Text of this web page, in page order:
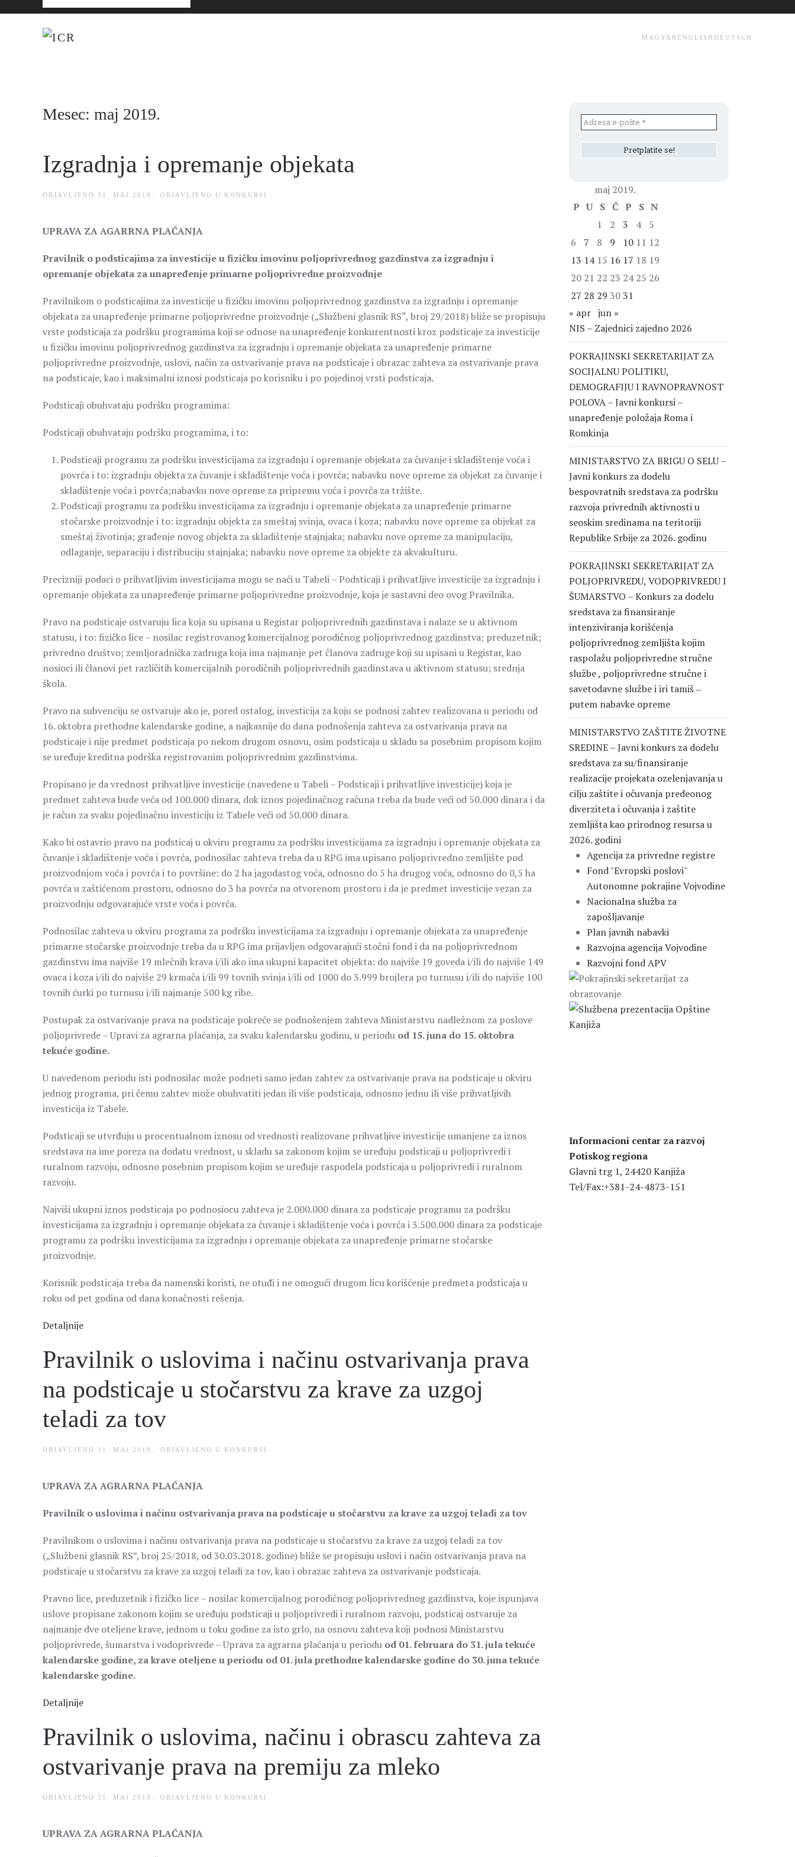
MAGYAR ENGLISH DEUTSCH
Mesec: maj 2019.
Izgradnja i opremanje objekata
OBJAVLJENO 31. MAJ 2019. . OBJAVLJENO U KONKURSI
UPRAVA ZA AGARRNA PLAĆANJA
Pravilnik o podsticajima za investicije u fizičku imovinu poljoprivrednog gazdinstva za izgradnju i
opremanje objekata za unapređenje primarne poljoprivredne proizvodnje
Pravilnikom o podsticajima za investicije u fizičku imovinu poljoprivrednog gazdinstva za izgradnju i opremanje
objekata za unapređenje primarne poljoprivredne proizvodnje („Službeni glasnik RS“, broj 29/2018) bliže se propisuju
vrste podsticaja za podršku programima koji se odnose na unapređenje konkurentnosti kroz podsticaje za investicije
u fizičku imovinu poljoprivrednog gazdinstva za izgradnju i opremanje objekata za unapređenje primarne
poljoprivredne proizvodnje, uslovi, način za ostvarivanje prava na podsticaje i obrazac zahteva za ostvarivanje prava
na podsticaje, kao i maksimalni iznosi podsticaja po korisniku i po pojedinoj vrsti podsticaja.
Podsticaji obuhvataju podršku programima:
Podsticaji obuhvataju podršku programima, i to:
Podsticaji programu za podršku investicijama za izgradnju i opremanje objekata za čuvanje i skladištenje voća i
povrća i to: izgradnju objekta za čuvanje i skladištenje voća i povrća; nabavku nove opreme za objekat za čuvanje i
skladištenje voća i povrća;nabavku nove opreme za pripremu voća i povrća za tržište.
Podsticaji programu za podršku investicijama za izgradnju i opremanje objekata za unapređenje primarne
stočarske proizvodnje i to: izgradnju objekta za smeštaj svinja, ovaca i koza; nabavku nove opreme za objekat za
smeštaj životinja; građenje novog objekta za skladištenje stajnjaka; nabavku nove opreme za manipulaciju,
odlaganje, separaciju i distribuciju stajnjaka; nabavku nove opreme za objekte za akvakulturu.
Precizniji podaci o prihvatljivim investicijama mogu se naći u Tabeli – Podsticaji i prihvatljive investicije za izgradnju i
opremanje objekata za unapređenje primarne poljoprivredne proizvodnje, koja je sastavni deo ovog Pravilnika.
Pravo na podsticaje ostvaruju lica koja su upisana u Registar poljoprivrednih gazdinstava i nalaze se u aktivnom
statusu, i to: fizičko lice – nosilac registrovanog komercijalnog porodičnog poljoprivrednog gazdinstva; preduzetnik;
privredno društvo; zemljoradnička zadruga koja ima najmanje pet članova zadruge koji su upisani u Registar, kao
nosioci ili članovi pet različitih komercijalnih porodičnih poljoprivrednih gazdinstava u aktivnom statusu; srednja
škola.
Pravo na subvenciju se ostvaruje ako je, pored ostalog, investicija za koju se podnosi zahtev realizovana u periodu od
16. oktobra prethodne kalendarske godine, a najkasnije do dana podnošenja zahteva za ostvarivanja prava na
podsticaje i nije predmet podsticaja po nekom drugom osnovu, osim podsticaja u skladu sa posebnim propisom kojim
se uređuje kreditna podrška registrovanim poljoprivrednim gazdinstvima.
Propisano je da vrednost prihvatljive investicije (navedene u Tabeli – Podsticaji i prihvatljive investicije) koja je
predmet zahteva bude veća od 100.000 dinara, dok iznos pojedinačnog računa treba da bude veći od 50.000 dinara i da
je račun za svaku pojedinačnu investiciju iz Tabele veći od 50.000 dinara.
Kako bi ostavrio pravo na podsticaj u okviru programu za podršku investicijama za izgradnju i opremanje objekata za
čuvanje i skladištenje voća i povrća, podnosilac zahteva treba da u RPG ima upisano poljoprivredno zemljište pod
proizvodnjom voća i povrća i to površine: do 2 ha jagodastog voća, odnosno do 5 ha drugog voća, odnosno do 0,5 ha
povrća u zaštićenom prostoru, odnosno do 3 ha povrća na otvorenom prostoru i da je predmet investicije vezan za
proizvodnju odgovarajuće vrste voća i povrća.
Podnosilac zahteva u okviru programa za podršku investicijama za izgradnju i opremanje objekata za unapređenje
primarne stočarske proizvodnje treba da u RPG ima prijavljen odgovarajući stočni fond i da na poljoprivrednom
gazdinstvu ima najviše 19 mlečnih krava i/ili ako ima ukupni kapacitet objekta: do najviše 19 goveda i/ili do najviše 149
ovaca i koza i/ili do najviše 29 krmača i/ili 99 tovnih svinja i/ili od 1000 do 3.999 brojlera po turnusu i/ili do najviše 100
tovnih ćurki po turnusu i/ili najmanje 500 kg ribe.
Postupak za ostvarivanje prava na podsticaje pokreće se podnošenjem zahteva Ministarstvu nadležnom za poslove
poljoprivrede – Upravi za agrarna plaćanja, za svaku kalendarsku godinu, u periodu od 15. juna do 15. oktobra
tekuće godine.
U navedenom periodu isti podnosilac može podneti samo jedan zahtev za ostvarivanje prava na podsticaje u okviru
jednog programa, pri čemu zahtev može obuhvatiti jedan ili više podsticaja, odnosno jednu ili više prihvatljivih
investicija iz Tabele.
Podsticaji se utvrđuju u procentualnom iznosu od vrednosti realizovane prihvatljive investicije umanjene za iznos
sredstava na ime poreza na dodatu vrednost, u skladu sa zakonom kojim se uređuju podsticaji u poljoprivredi i
ruralnom razvoju, odnosno posebnim propisom kojim se uređuje raspodela podsticaja u poljoprivredi i ruralnom
razvoju.
Najviši ukupni iznos podsticaja po podnosiocu zahteva je 2.000.000 dinara za podsticaje programu za podršku
investicijama za izgradnju i opremanje objekata za čuvanje i skladištenje voća i povrća i 3.500.000 dinara za podsticaje
programu za podršku investicijama za izgradnju i opremanje objekata za unapređenje primarne stočarske
proizvodnje.
Korisnik podsticaja treba da namenski koristi, ne otuđi i ne omogući drugom licu korišćenje predmeta podsticaja u
roku od pet godina od dana konačnosti rešenja.
Detaljnije
Pravilnik o uslovima i načinu ostvarivanja prava
na podsticaje u stočarstvu za krave za uzgoj
teladi za tov
OBJAVLJENO 31. MAJ 2019. . OBJAVLJENO U KONKURSI
UPRAVA ZA AGRARNA PLAĆANJA
Pravilnik o uslovima i načinu ostvarivanja prava na podsticaje u stočarstvu za krave za uzgoj teladi za tov
Pravilnikom o uslovima i načinu ostvarivanja prava na podsticaje u stočarstvu za krave za uzgoj teladi za tov
(„Službeni glasnik RS”, broj 25/2018, od 30.03.2018. godine) bliže se propisuju uslovi i način ostvarivanja prava na
podsticaje u stočarstvu za krave za uzgoj teladi za tov, kao i obrazac zahteva za ostvarivanje podsticaja.
Pravno lice, preduzetnik i fizičko lice – nosilac komercijalnog porodičnog poljoprivrednog gazdinstva, koje ispunjava
uslove propisane zakonom kojim se uređuju podsticaji u poljoprivredi i ruralnom razvoju, podsticaj ostvaruje za
najmanje dve oteljene krave, jednom u toku godine za isto grlo, na osnovu zahteva koji podnosi Ministarstvu
poljoprivrede, šumarstva i vodoprivrede – Uprava za agrarna plaćanja u periodu od 01. februara do 31. jula tekuće
kalendarske godine, za krave oteljene u periodu od 01. jula prethodne kalendarske godine do 30. juna tekuće
kalendarske godine.
Detaljnije
Pravilnik o uslovima, načinu i obrascu zahteva za
ostvarivanje prava na premiju za mleko
OBJAVLJENO 31. MAJ 2019. . OBJAVLJENO U KONKURSI
UPRAVA ZA AGRARNA PLAĆANJA
maj 2019.
P U S Č P S N
1
2 3 4
5
6
7 8 9 10 11 12
13 14 15 16 17 18 19
20 21 22 23 24 25 26
27 28 29 3031
« apr jun »
NIS – Zajednici zajedno 2026
POKRAJINSKI SEKRETARIJAT ZA
SOCIJALNU POLITIKU,
DEMOGRAFIJU I RAVNOPRAVNOST
POLOVA – Javni konkursi –
unapređenje položaja Roma i
Romkinja
MINISTARSTVO ZA BRIGU O SELU –
Javni konkurs za dodelu
bespovratnih sredstava za podršku
razvoja privrednih aktivnosti u
seoskim sredinama na teritoriji
Republike Srbije za 2026. godinu
POKRAJINSKI SEKRETARIJAT ZA
POLJOPRIVREDU, VODOPRIVREDU I
ŠUMARSTVO – Konkurs za dodelu
sredstava za finansiranje
intenziviranja korišćenja
poljoprivrednog zemljišta kojim
raspolažu poljoprivredne stručne
službe , poljoprivredne stručne i
savetodavne službe i iri tamiš ‒
putem nabavke opreme
MINISTARSTVO ZAŠTITE ŽIVOTNE
SREDINE – Javni konkurs za dodelu
sredstava za su/finansiranje
realizacije projekata ozelenjavanja u
cilju zaštite i očuvanja predeonog
diverziteta i očuvanja i zaštite
zemljišta kao prirodnog resursa u
2026. godini
Agencija za privredne registre
Fond "Evropski poslovi"
Autonomne pokrajine Vojvodine
Nacionalna služba za
zapošljavanje
Plan javnih nabavki
Razvojna agencija Vojvodine
Razvojni fond APV
Informacioni centar za razvoj
Potiskog regiona
Glavni trg 1, 24420 Kanjiža
Tel/Fax:+381-24-4873-151